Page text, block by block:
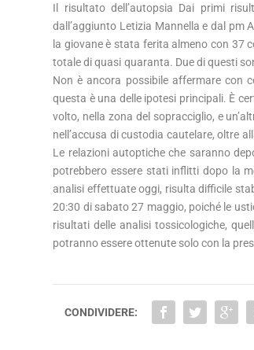
Il risultato dell’autopsia Dai primi
dall’aggiunto Letizia Mannella e dal pm
la giovane è stata ferita almeno con 37
totale di quasi quaranta. Due di questi
Non è ancora possibile affermare con
questa è una delle ipotesi principali. È
volto, nella zona del sopracciglio, e
nell’accusa di custodia cautelare, oltre
Le relazioni autoptiche che saranno
potrebbero essere stati inflitti dopo la
analisi effettuate oggi, risulta difficile
20:30 di sabato 27 maggio, poiché le
risultati delle analisi tossicologiche,
potranno essere ottenute solo con la
CONDIVIDERE: